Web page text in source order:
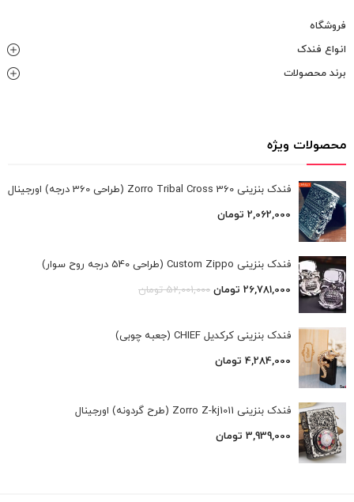
فروشگاه
انواع فندک
برند محصولات
محصولات ویژه
فندک بنزینی Zorro Tribal Cross 360 (طراحی 360 درجه) اورجینال
2,062,000 تومان
فندک بنزینی Custom Zippo (طراحی 540 درجه روح سوار)
26,781,000 تومان 52,001,000 تومان
فندک بنزینی کرکدیل CHIEF (جعبه چوبی)
4,284,000 تومان
فندک بنزینی Zorro Z-kj1011 (طرح گردونه) اورجینال
3,939,000 تومان